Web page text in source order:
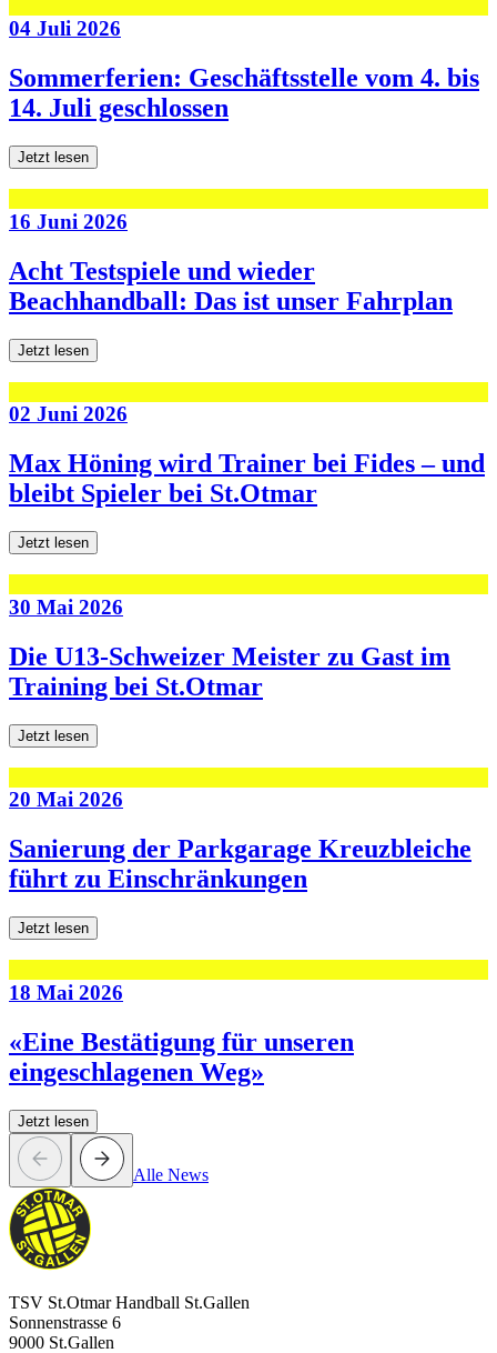
04 Juli 2026
Sommerferien: Geschäftsstelle vom 4. bis
14. Juli geschlossen
Jetzt lesen
16 Juni 2026
Acht Testspiele und wieder
Beachhandball: Das ist unser Fahrplan
Jetzt lesen
02 Juni 2026
Max Höning wird Trainer bei Fides – und
bleibt Spieler bei St.Otmar
Jetzt lesen
30 Mai 2026
Die U13-Schweizer Meister zu Gast im
Training bei St.Otmar
Jetzt lesen
20 Mai 2026
Sanierung der Parkgarage Kreuzbleiche
führt zu Einschränkungen
Jetzt lesen
18 Mai 2026
«Eine Bestätigung für unseren
eingeschlagenen Weg»
Jetzt lesen
Alle News
TSV St.Otmar Handball St.Gallen
Sonnenstrasse 6
9000 St.Gallen